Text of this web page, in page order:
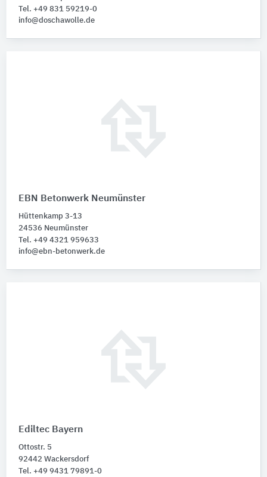
Tel. +49 831 59219-0
info@doschawolle.de
EBN Betonwerk Neumünster
Hüttenkamp 3-13
24536 Neumünster
Tel. +49 4321 959633
info@ebn-betonwerk.de
Ediltec Bayern
Ottostr. 5
92442 Wackersdorf
Tel. +49 9431 79891-0